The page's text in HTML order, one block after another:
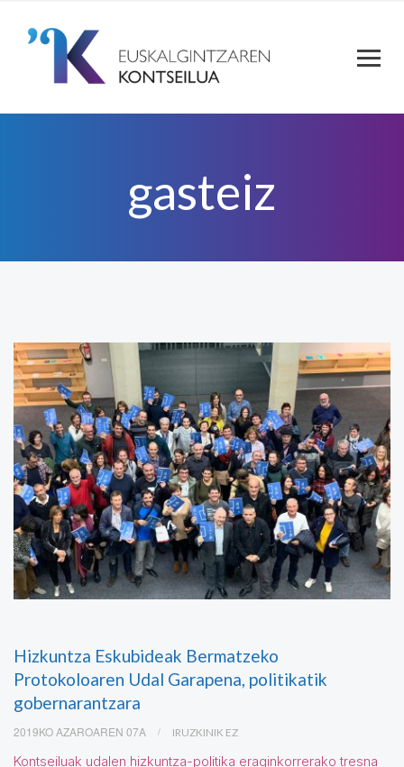
gasteiz
Hizkuntza Eskubideak Bermatzeko
Protokoloaren Udal Garapena, politikatik
gobernarantzara
2019KO AZAROAREN 07A IRUZKINIK EZ
Kontseiluak udalen hizkuntza-politika eraginkorrerako tresna